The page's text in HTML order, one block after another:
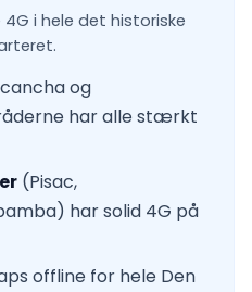
i hele det historiske
og
har alle stærkt
(Pisac,
har solid 4G på
offline for hele Den